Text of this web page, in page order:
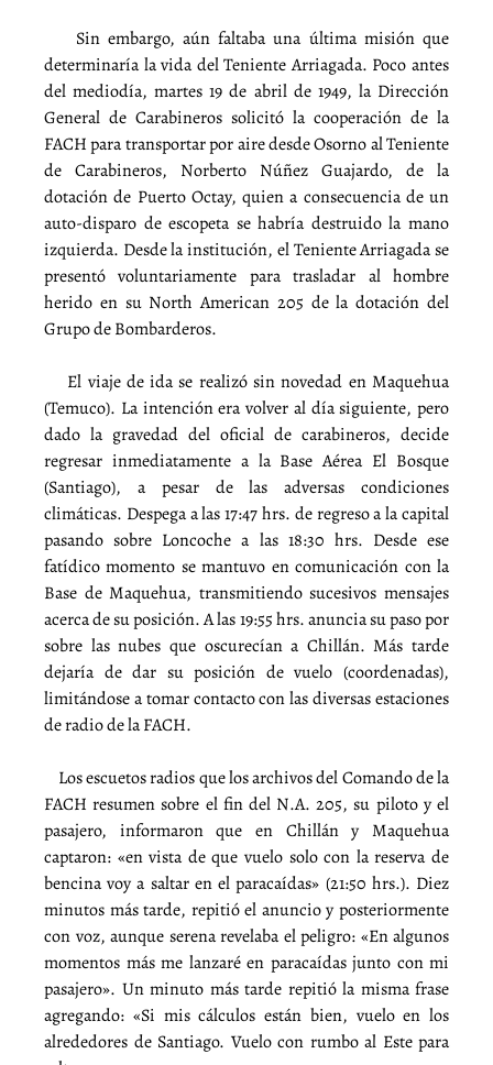
Sin embargo, aún faltaba una última misión que
determinaría la vida del Teniente Arriagada. Poco antes
del mediodía, martes 19 de abril de 1949, la Dirección
General de Carabineros solicitó la cooperación de la
FACH para transportar por aire desde Osorno al Teniente
de Carabineros, Norberto Núñez Guajardo, de la
dotación de Puerto Octay, quien a consecuencia de un
auto-disparo de escopeta se habría destruido la mano
izquierda. Desde la institución, el Teniente Arriagada se
presentó voluntariamente para trasladar al hombre
herido en su North American 205 de la dotación del
Grupo de Bombarderos.
El viaje de ida se realizó sin novedad en Maquehua
(Temuco). La intención era volver al día siguiente, pero
dado la gravedad del oficial de carabineros, decide
regresar inmediatamente a la Base Aérea El Bosque
(Santiago), a pesar de las adversas condiciones
climáticas. Despega a las 17:47 hrs. de regreso a la capital
pasando sobre Loncoche a las 18:30 hrs. Desde ese
fatídico momento se mantuvo en comunicación con la
Base de Maquehua, transmitiendo sucesivos mensajes
acerca de su posición. A las 19:55 hrs. anuncia su paso por
sobre las nubes que oscurecían a Chillán. Más tarde
dejaría de dar su posición de vuelo (coordenadas),
limitándose a tomar contacto con las diversas estaciones
de radio de la FACH.
Los escuetos radios que los archivos del Comando de la
FACH resumen sobre el fin del N.A. 205, su piloto y el
pasajero, informaron que en Chillán y Maquehua
captaron: «en vista de que vuelo solo con la reserva de
bencina voy a saltar en el paracaídas» (21:50 hrs.). Diez
minutos más tarde, repitió el anuncio y posteriormente
con voz, aunque serena revelaba el peligro: «En algunos
momentos más me lanzaré en paracaídas junto con mi
pasajero». Un minuto más tarde repitió la misma frase
agregando: «Si mis cálculos están bien, vuelo en los
alrededores de Santiago. Vuelo con rumbo al Este para